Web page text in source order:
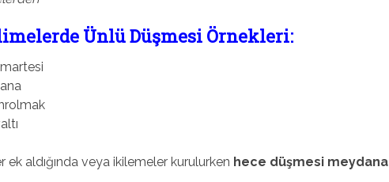
Ünlü Düşmesi Örnekleri:
ek aldığında veya ikilemeler kurulurken hece düşmesi meydana